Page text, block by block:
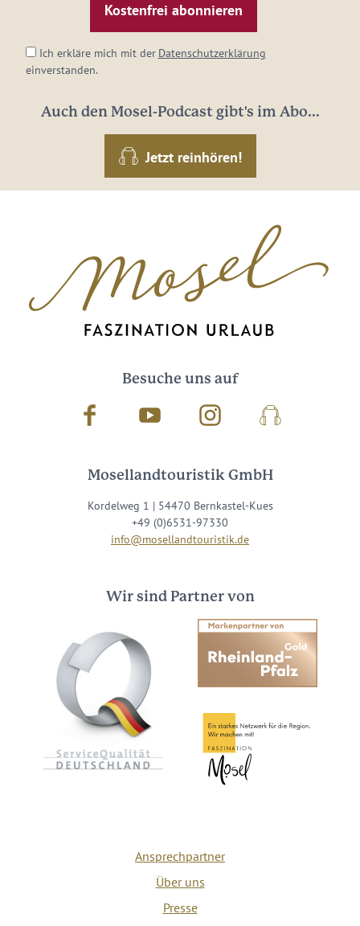
Adresse:
Ich erkläre mich mit der Datenschutzerklärung
einverstanden.
Auch den Mosel-Podcast gibt's im Abo...
Jetzt reinhören!
Besuche uns auf
Facebook Youtube InstagramPodcast
Mosellandtouristik GmbH
Kordelweg 1 | 54470 Bernkastel-Kues
+49 (0)6531-97330
info@mosellandtouristik.de
Wir sind Partner von
Ansprechpartner
Über uns
Presse